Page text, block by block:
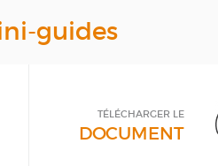
guides
TÉLÉCHARGER LE
DOCUMENT